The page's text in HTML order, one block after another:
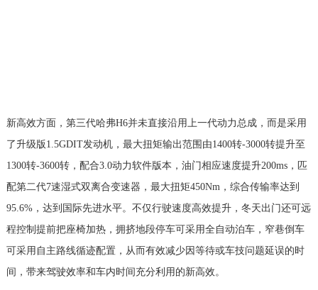
新高效方面，第三代哈弗H6并未直接沿用上一代动力总成，而是采用
了升级版1.5GDIT发动机，最大扭矩输出范围由1400转-3000转提升至
1300转-3600转，配合3.0动力软件版本，油门相应速度提升200ms，匹
配第二代7速湿式双离合变速器，最大扭矩450Nm，综合传输率达到
95.6%，达到国际先进水平。不仅行驶速度高效提升，冬天出门还可远
程控制提前把座椅加热，拥挤地段停车可采用全自动泊车，窄巷倒车
可采用自主路线循迹配置，从而有效减少因等待或车技问题延误的时
间，带来驾驶效率和车内时间充分利用的新高效。